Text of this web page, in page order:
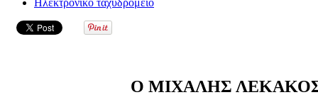
Ηλεκτρονικό ταχυδρομείο
Ο ΜΙΧΑΛΗΣ